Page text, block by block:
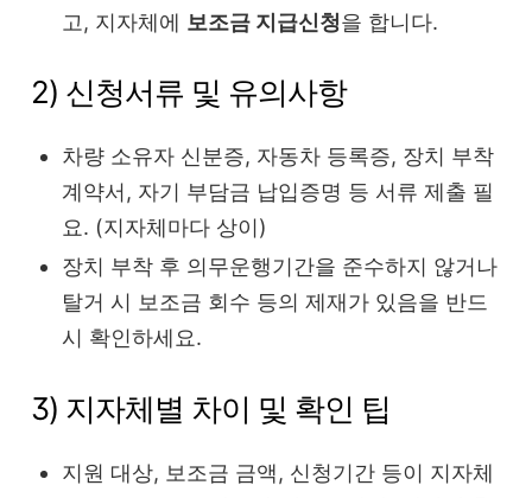
고, 지자체에 보조금 지급신청을 합니다.
2) 신청서류 및 유의사항
차량 소유자 신분증, 자동차 등록증, 장치 부착
계약서, 자기 부담금 납입증명 등 서류 제출 필
요. (지자체마다 상이)
장치 부착 후 의무운행기간을 준수하지 않거나
탈거 시 보조금 회수 등의 제재가 있음을 반드
시 확인하세요.
3) 지자체별 차이 및 확인 팁
지원 대상, 보조금 금액, 신청기간 등이 지자체